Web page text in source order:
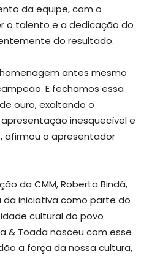
da equipe, com o
o talento e a dedicação do
do resultado.
antes mesmo
E fechamos essa
ouro, exaltando o
inesquecível e
afirmou o apresentador
da CMM, Roberta Bindá,
iniciativa como parte do
cultural do povo
& Toada nasceu com esse
a força da nossa cultura,